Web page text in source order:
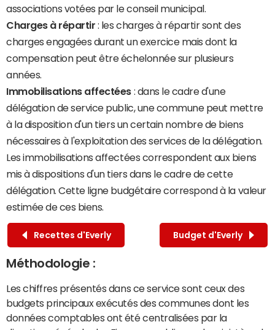
associations votées par le conseil municipal.
Charges à répartir : les charges à répartir sont des
charges engagées durant un exercice mais dont la
compensation peut être échelonnée sur plusieurs
années.
Immobilisations affectées : dans le cadre d'une
délégation de service public, une commune peut mettre
à la disposition d'un tiers un certain nombre de biens
nécessaires à l'exploitation des services de la délégation.
Les immobilisations affectées correspondent aux biens
mis à dispositions d'un tiers dans le cadre de cette
délégation. Cette ligne budgétaire correspond à la valeur
estimée de ces biens.
Recettes d'Everly Budget d'Everly
Méthodologie :
Les chiffres présentés dans ce service sont ceux des
budgets principaux exécutés des communes dont les
données comptables ont été centralisées par la